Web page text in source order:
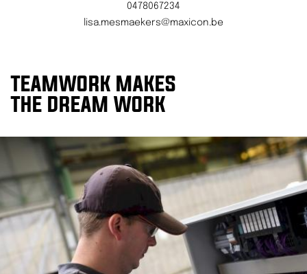
0478067234
lisa.mesmaekers@maxicon.be
TEAMWORK MAKES
THE DREAM WORK